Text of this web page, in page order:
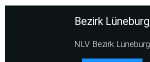
Bezirk Lüneburg
NLV Bezirk Lüneburg